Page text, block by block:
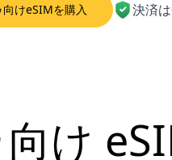
けeSIMを購入 決済
け